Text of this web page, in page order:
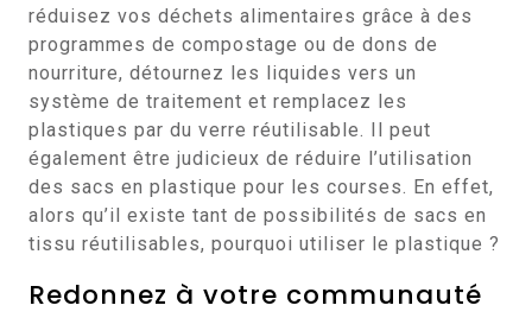
réduisez vos déchets alimentaires grâce à des
programmes de compostage ou de dons de
nourriture, détournez les liquides vers un
système de traitement et remplacez les
plastiques par du verre réutilisable. Il peut
également être judicieux de réduire l’utilisation
des sacs en plastique pour les courses. En effet,
alors qu’il existe tant de possibilités de sacs en
tissu réutilisables, pourquoi utiliser le plastique ?
Redonnez à votre communauté